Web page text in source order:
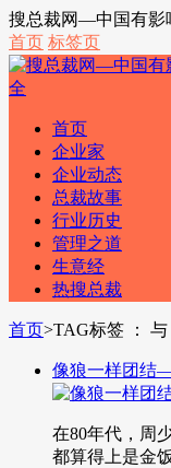
搜总裁网—中国有影
首页 标签页
首页
企业家
企业动态
总裁故事
行业历史
管理之道
生意经
热搜总裁
首页>TAG标签 ： 与
像狼一样团结
在80年代，周
都算得上是金